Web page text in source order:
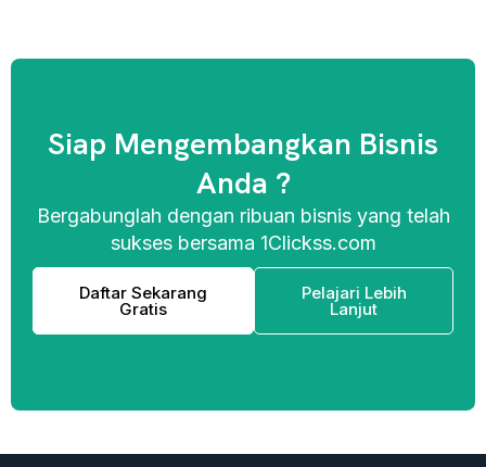
Siap Mengembangkan Bisnis
Anda ?
Bergabunglah dengan ribuan bisnis yang telah
sukses bersama 1Clickss.com
Daftar Sekarang
Gratis
Pelajari Lebih
Lanjut